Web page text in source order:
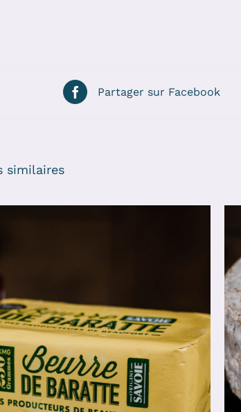
Partager sur Facebook
similaires
AJOUTER AU PANIER / DÉTAILS